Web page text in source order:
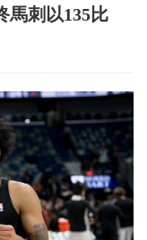
馬刺以135比